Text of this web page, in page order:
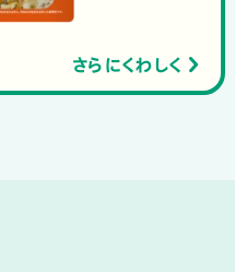
さらにくわしく